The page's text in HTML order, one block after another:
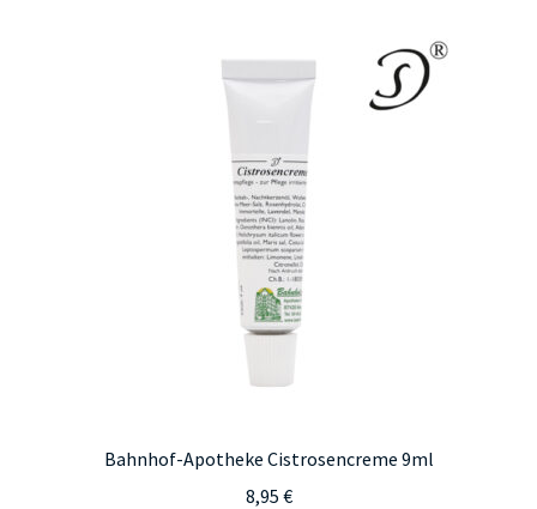
Bahnhof-Apotheke Cistrosencreme 9ml
8,95 €